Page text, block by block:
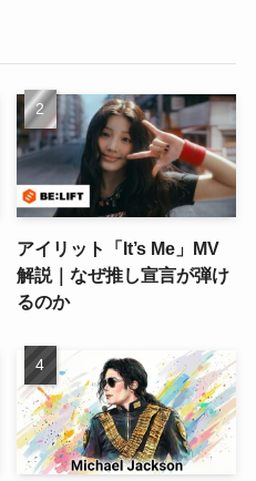
アイリット「It’s Me」MV
解説｜なぜ推し宣言が弾け
るのか